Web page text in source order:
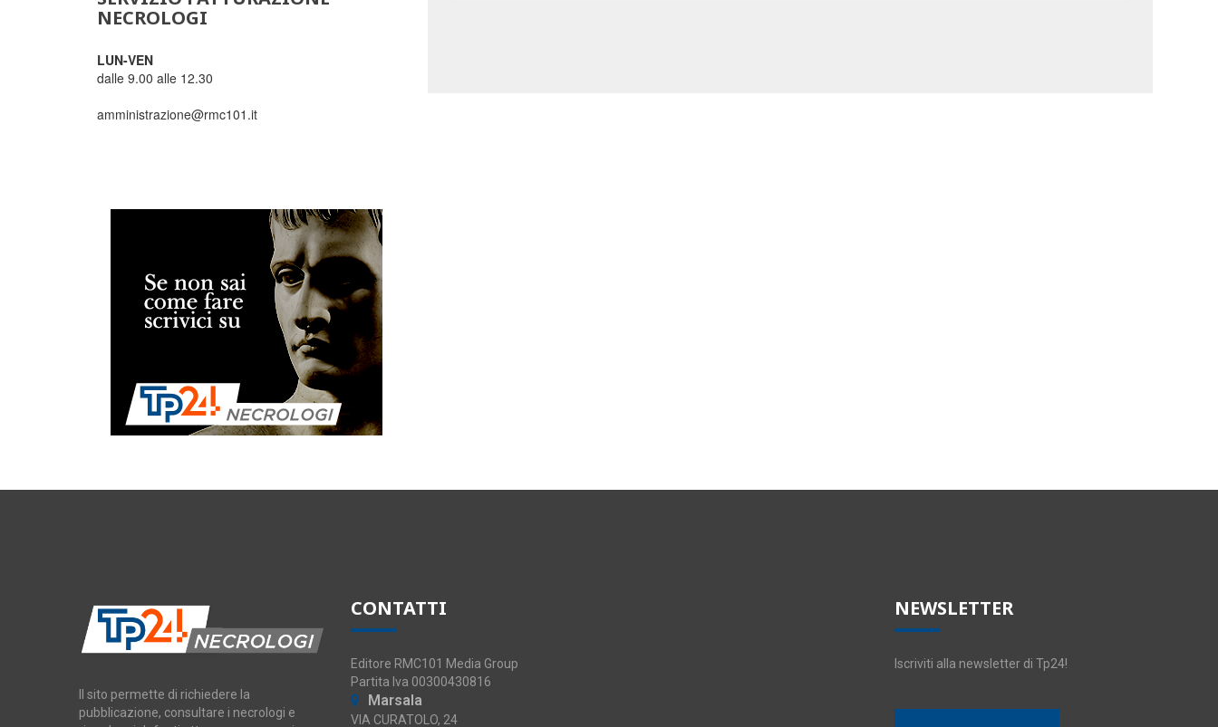
NECROLOGI
LUN-VEN
dalle 9.00 alle 12.30
amministrazione@rmc101.it
Il sito permette di richiedere la
pubblicazione, consultare i necrologi e
CONTATTI
Editore RMC101 Media Group
Partita Iva 00300430816
Marsala
VIA CURATOLO, 24
NEWSLETTER
Iscriviti alla newsletter di Tp24!